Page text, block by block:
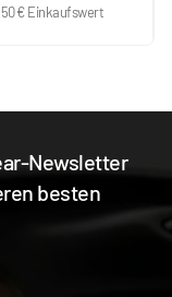
€ Einkaufswert
Newsletter
besten